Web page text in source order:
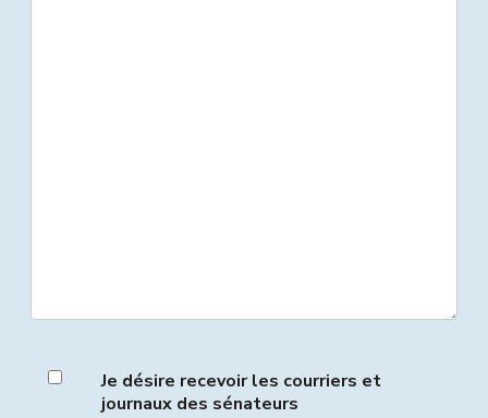
Je désire recevoir les courriers et
journaux des sénateurs